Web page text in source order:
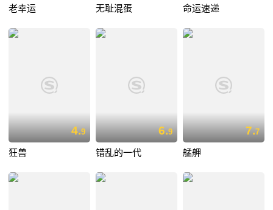
老幸运 无耻混蛋 命运速递
4.9
狂兽
6.9
错乱的一代
7.7
艋舺